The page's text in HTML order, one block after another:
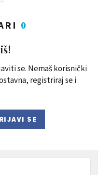
0
se. Nemaš korisnički
registriraj se i
SE